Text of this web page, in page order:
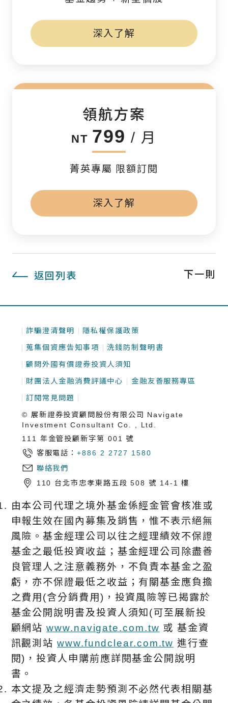
深入了解
領航方案
NT 799 / 月
菁英專屬 限額訂閱
深入了解
返回列表 下一則
詐騙澄清聲明 隱私權保護政策
蒐集個資應告知事項 洗錢防制聲明書
顧問外國有價證券投資人須知
財團法人金融消費評議中心 金融友善服務專區
訂閱常見問題
© 展新證券投資顧問股份有限公司 Navigate
Investment Consultant Co. , Ltd.
111 年金管投顧新字第 001 號
客服電話：+886 2 2727 1580
聯絡我們
110 台北市忠孝東路五段 508 號 14-1 樓
由本公司代理之境外基金係經金管會核准或
申報生效在國內募集及銷售，惟不表示絕無
風險。基金經理公司以往之經理績效不保證
基金之最低投資收益；基金經理公司除盡善
良管理人之注意義務外，不負責本基金之盈
虧，亦不保證最低之收益；有關基金應負擔
之費用(含分銷費用)，投資風險等已揭露於
基金公開說明書及投資人須知(可至展新投
顧網站www.navigate.com.tw 或 基金資
訊觀測站www.fundclear.com.tw 進行查
閱)，投資人申購前應詳閱基金公開說明
書。
本文提及之經濟走勢預測不必然代表相關基